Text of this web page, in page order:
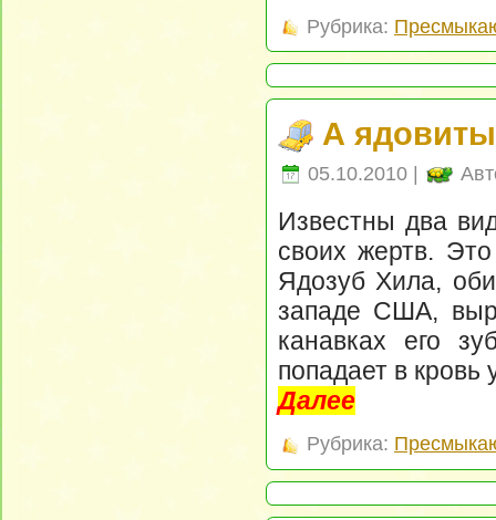
Рубрика:
А
05.10.2010 |
Известны два
своих жертв.
Ядозуб Хила,
западе США,
канавках его
попадает в кровь
Далее
Рубрика: